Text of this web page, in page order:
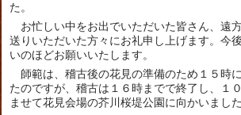
た。
お忙しい中をお出でいただいた皆さん、遠
送りいただいた方々にお礼申し上げます。今
いのほどお願いいたします。
師範は、稽古後の花見の準備のため１５時
たのですが、稽古は１６時までで終了し、１
ませて花見会場の芥川桜堤公園に向かいました